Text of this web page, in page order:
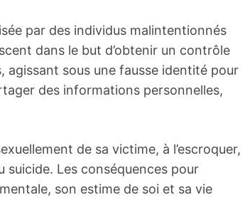
par des individus malintentionnés
dans le but d’obtenir un contrôle
agissant sous une fausse identité pour
des informations personnelles,
de sa victime, à l’escroquer,
suicide. Les conséquences pour
son estime de soi et sa vie